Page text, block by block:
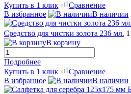
Купить в 1 клик
Сравнение
В избранное
В наличии
Средство для чистки золота 236 мл.
В корзину
Подробнее
Купить в 1 клик
Сравнение
В избранное
В наличии